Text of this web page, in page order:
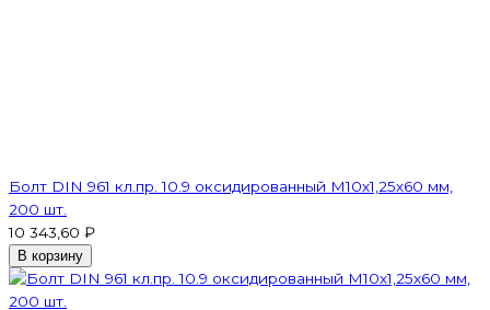
Болт DIN 961 кл.пр. 10.9 оксидированный М10х1,25х60 мм,
200 шт.
10 343,60 ₽
В корзину